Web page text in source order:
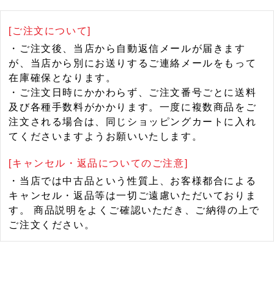
[ご注文について]
・ご注文後、当店から自動返信メールが届きます
が、当店から別にお送りするご連絡メールをもって
在庫確保となります。
・ご注文日時にかかわらず、ご注文番号ごとに送料
及び各種手数料がかかります。一度に複数商品をご
注文される場合は、同じショッピングカートに入れ
てくださいますようお願いいたします。
[キャンセル・返品についてのご注意]
・当店では中古品という性質上、お客様都合による
キャンセル・返品等は一切ご遠慮いただいておりま
す。 商品説明をよくご確認いただき、ご納得の上で
ご注文ください。